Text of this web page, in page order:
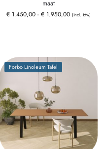
maat
€ 1.450,00 - € 1.950,00 (incl. btw)
Forbo Linoleum Tafel